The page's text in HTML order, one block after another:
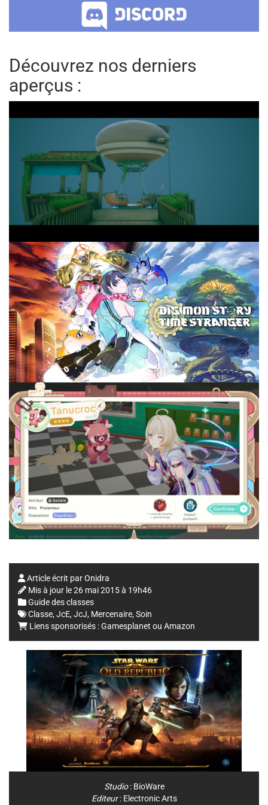
Découvrez nos derniers
aperçus :
Article écrit parOnidra
Mis à jour le26 mai 2015 à 19h46
Guide des classes
Classe, JcE, JcJ, Mercenaire, Soin
Liens sponsorisés :Gamesplanet ou Amazon
Studio: BioWare
Editeur: Electronic Arts